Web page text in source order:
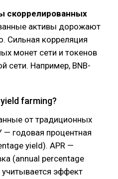
скоррелированных
активы дорожают
Сильная корреляция
монет сети и токенов
сети. Например, BNB-
farming?
от традиционных
годовая процентная
yield). APR —
(annual percentage
учитывается эффект